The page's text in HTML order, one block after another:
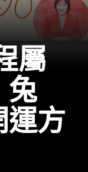
屬
兔
運方